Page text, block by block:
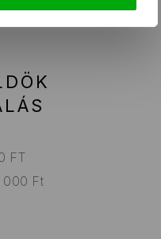
FT
000 Ft